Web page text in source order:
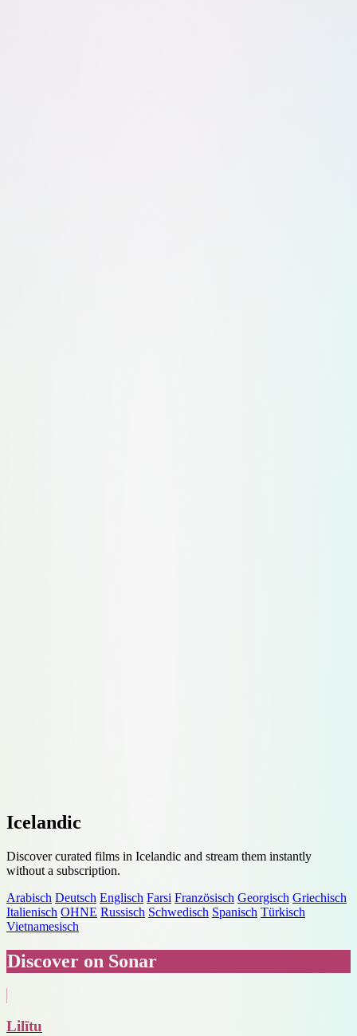
Icelandic
Discover curated films in Icelandic and stream them instantly
without a subscription.
Arabisch Deutsch Englisch Farsi Französisch Georgisch Griechisch
Italienisch OHNE Russisch Schwedisch Spanisch Türkisch
Vietnamesisch
Discover on Sonar
Lilītu